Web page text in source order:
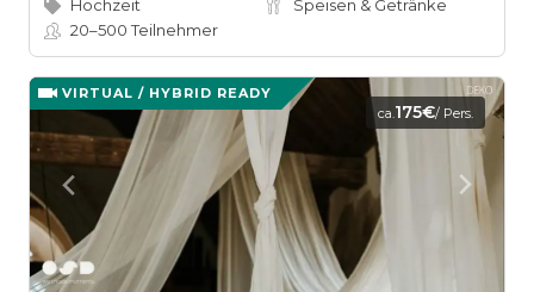
Hochzeit
Speisen & Getränke
20–500Teilnehmer
VIRTUAL / HYBRID READY
ca.175€/ Pers.